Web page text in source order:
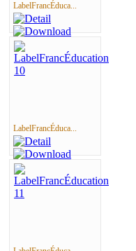
LabelFrancÉduca...
LabelFrancÉduca...